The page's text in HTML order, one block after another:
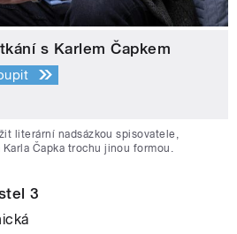
s Karlem Čapkem
literární nadsázkou spisovatele,
Čapka trochu jinou formou.
3